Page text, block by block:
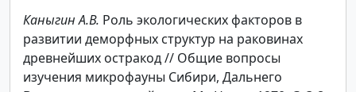
Каныгин А.В. Роль экологических факторов в
развитии деморфных структур на раковинах
древнейших остракод // Общие вопросы
изучения микрофауны Сибири, Дальнего